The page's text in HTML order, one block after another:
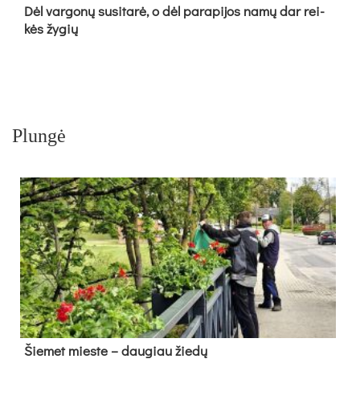
Dėl var­go­nų su­si­ta­rė, o dėl pa­ra­pi­jos na­mų dar rei­
kės žy­gių
Plungė
Šie­met mies­te – dau­giau žie­dų